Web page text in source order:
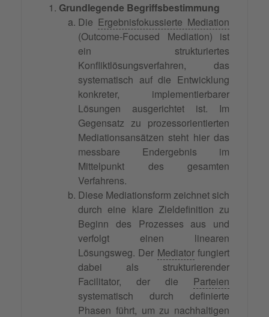
Grundlegende Begriffsbestimmung
Die Ergebnisfokussierte Mediation
(Outcome-Focused Mediation) ist
ein strukturiertes
Konfliktlösungsverfahren, das
systematisch auf die Entwicklung
konkreter, implementierbarer
Lösungen ausgerichtet ist. Im
Gegensatz zu prozessorientierten
Mediationsansätzen steht hier das
messbare Endergebnis im
Mittelpunkt des gesamten
Verfahrens.
Diese Mediationsform zeichnet sich
durch eine klare Zieldefinition zu
Beginn des Prozesses aus und
verfolgt einen linearen
Lösungsweg. Der Mediatorfungiert
dabei als strukturierender
Facilitator, der die Parteien
systematisch durch definierte
Phasen führt, um zu nachhaltigen